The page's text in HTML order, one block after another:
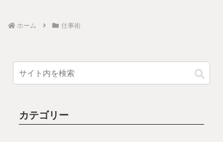
担当者向けにまとめました。
ホーム 仕事術
カテゴリー